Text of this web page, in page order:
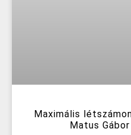
Maximális
Matus